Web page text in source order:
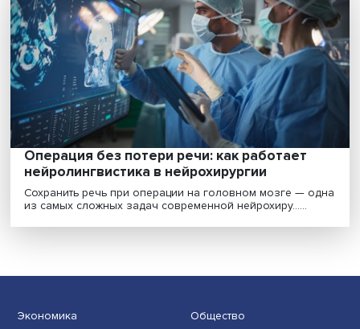
Что в имени: как старые слова
новое значение
Вследствие развития современных технологий
появилось немало новых профессий и еще больше
назва......